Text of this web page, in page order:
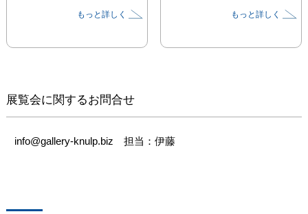
もっと詳しく もっと詳しく
展覧会に関するお問合せ
info@gallery-knulp.biz　担当：伊藤